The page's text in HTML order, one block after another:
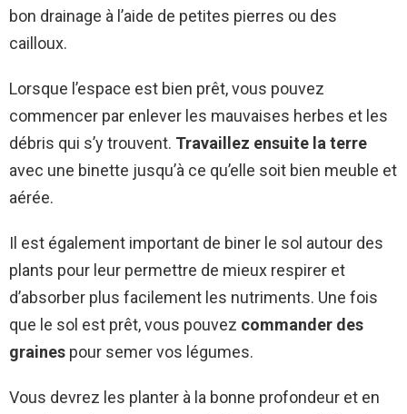
bon drainage à l’aide de petites pierres ou des
cailloux.
Lorsque l’espace est bien prêt, vous pouvez
commencer par enlever les mauvaises herbes et les
débris qui s’y trouvent. Travaillez ensuite la terre
avec une binette jusqu’à ce qu’elle soit bien meuble et
aérée.
Il est également important de biner le sol autour des
plants pour leur permettre de mieux respirer et
d’absorber plus facilement les nutriments. Une fois
que le sol est prêt, vous pouvez commander des
graines pour semer vos légumes.
Vous devrez les planter à la bonne profondeur et en